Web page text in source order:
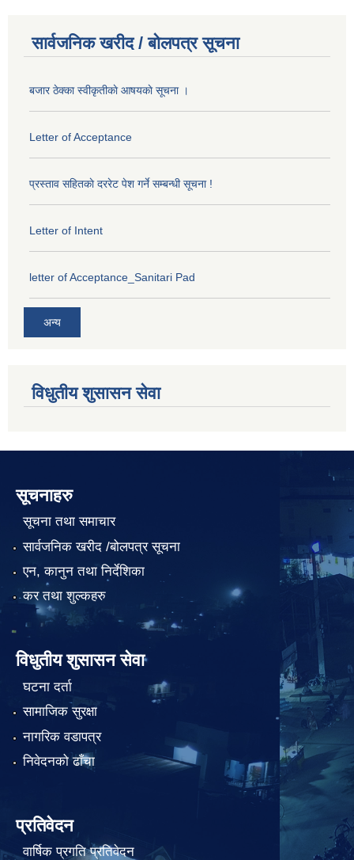
सार्वजनिक खरीद / बोलपत्र सूचना
बजार ठेक्का स्वीकृतीकाे आषयकाे सूचना ।
Letter of Acceptance
प्रस्ताव सहितकाे दररेट पेश गर्ने सम्बन्धी सूचना !
Letter of Intent
letter of Acceptance_Sanitari Pad
अन्य
विधुतीय शुसासन सेवा
सूचनाहरु
सूचना तथा समाचार
सार्वजनिक खरीद /बोलपत्र सूचना
एन, कानुन तथा निर्देशिका
कर तथा शुल्कहरु
विधुतीय शुसासन सेवा
घटना दर्ता
सामाजिक सुरक्षा
नागरिक वडापत्र
निवेदनको ढाँचा
प्रतिवेदन
वार्षिक प्रगति प्रतिवेदन